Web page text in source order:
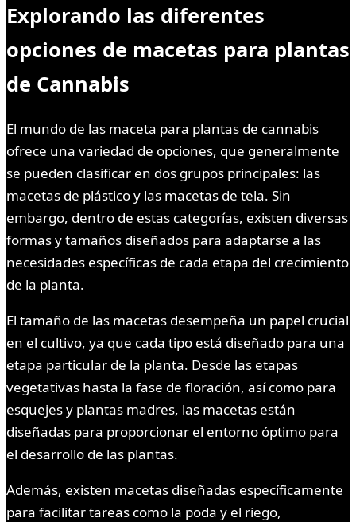
Explorando las diferentes
opciones de macetas para plantas
de Cannabis
El mundo de las maceta para plantas de cannabis
ofrece una variedad de opciones, que generalmente
se pueden clasificar en dos grupos principales: las
macetas de plástico y las macetas de tela. Sin
embargo, dentro de estas categorías, existen diversas
formas y tamaños diseñados para adaptarse a las
necesidades específicas de cada etapa del crecimiento
de la planta.
El tamaño de las macetas desempeña un papel crucial
en el cultivo, ya que cada tipo está diseñado para una
etapa particular de la planta. Desde las etapas
vegetativas hasta la fase de floración, así como para
esquejes y plantas madres, las macetas están
diseñadas para proporcionar el entorno óptimo para
el desarrollo de las plantas.
Además, existen macetas diseñadas específicamente
para facilitar tareas como la poda y el riego,